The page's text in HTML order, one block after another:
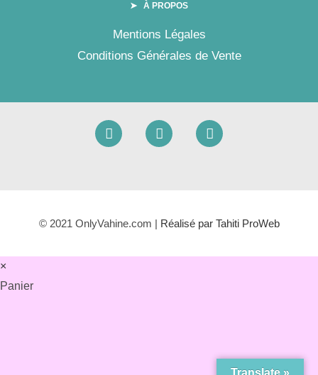
➤ À PROPOS
Mentions Légales
Conditions Générales de Vente
© 2021 OnlyVahine.com | Réalisé par Tahiti ProWeb
Translate »
×
Panier